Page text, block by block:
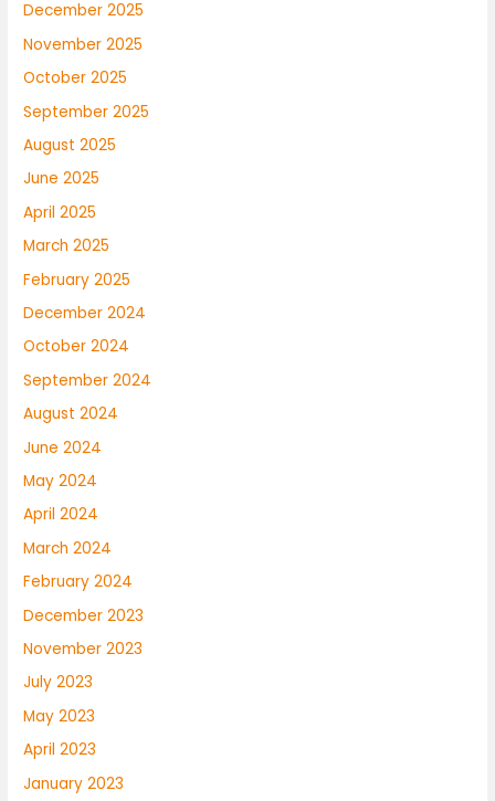
December 2025
November 2025
October 2025
September 2025
August 2025
June 2025
April 2025
March 2025
February 2025
December 2024
October 2024
September 2024
August 2024
June 2024
May 2024
April 2024
March 2024
February 2024
December 2023
November 2023
July 2023
May 2023
April 2023
January 2023